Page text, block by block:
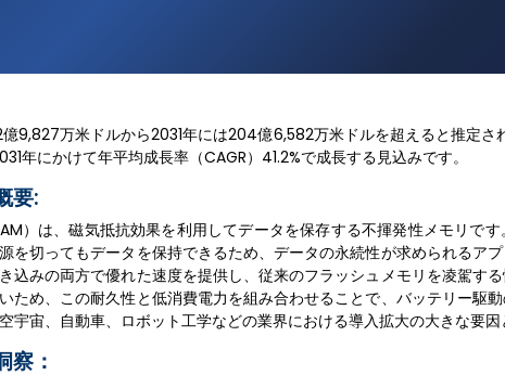
9,827万米ドルから2031年には204億6,582万米ドルを超えると推定
年にかけて年平均成長率（CAGR）41.2%で成長する見込みです。
要:
）は、磁気抵抗効果を利用してデータを保存する不揮発性メモリで
を切ってもデータを保持できるため、データの永続性が求められるア
込みの両方で優れた速度を提供し、従来のフラッシュメモリを凌駕す
ため、この耐久性と低消費電力を組み合わせることで、バッテリー駆
宇宙、自動車、ロボット工学などの業界における導入拡大の大きな要因
察：